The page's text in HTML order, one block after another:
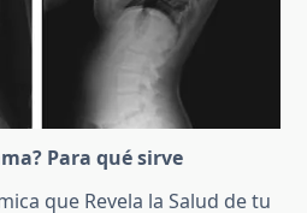
Para qué sirve
que Revela la Salud de tu